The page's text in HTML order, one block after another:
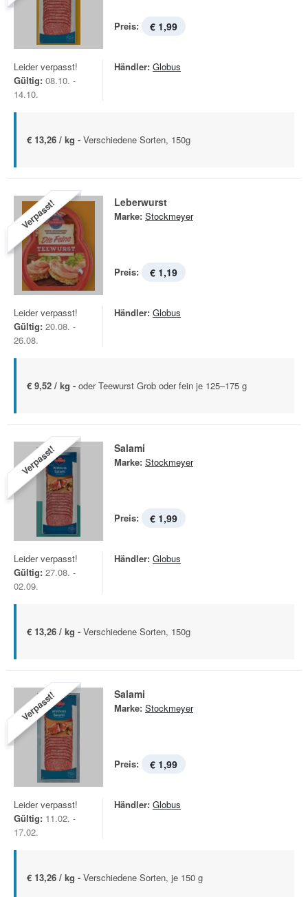
Preis: € 1,99
Leider verpasst!
Gültig: 08.10. -
14.10.
Händler: Globus
€ 13,26 / kg - Verschiedene Sorten, 150g
Verpasst! Leberwurst
Marke: Stockmeyer
Preis: € 1,19
Leider verpasst!
Gültig: 20.08. -
26.08.
Händler: Globus
€ 9,52 / kg - oder Teewurst Grob oder fein je 125–175 g
Verpasst! Salami
Marke: Stockmeyer
Preis: € 1,99
Leider verpasst!
Gültig: 27.08. -
02.09.
Händler: Globus
€ 13,26 / kg - Verschiedene Sorten, 150g
Verpasst! Salami
Marke: Stockmeyer
Preis: € 1,99
Leider verpasst!
Gültig: 11.02. -
17.02.
Händler: Globus
€ 13,26 / kg - Verschiedene Sorten, je 150 g